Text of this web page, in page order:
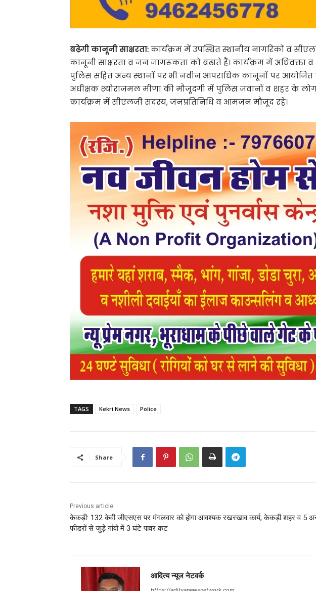
बढ़ेगी कानूनी साक्षरता:कार्यक्रम में उपस्थित स्थानीय नागरिकों व
कानूनी साक्षरता व जन जागरूकता को बढ़ाते हैं। कार्यक्रम में
पुलिस सहित अन्य स्थानों पर भी नवीन आपराधिक कानूनों पर आयोजित
अधीक्षक श्योराजमल मीणा की मौजूदगी में पुलिस जवानों व शहर के
कार्यक्रम में सीएलजी सदस्य, जनप्रतिनिधि व आमजन मौजूद रहे।
TAGS Kekri News Police
Share
Previous article
केकड़ी: 132 केवी जीएसएस पर मंगलवार को होगा आवश्यक रखरखाव कार्य, केकड़ी शहर व 5
फीडरों से जुड़े गांवों में 3 घंटे पावर कट
आदित्य न्यूज नेटवर्क